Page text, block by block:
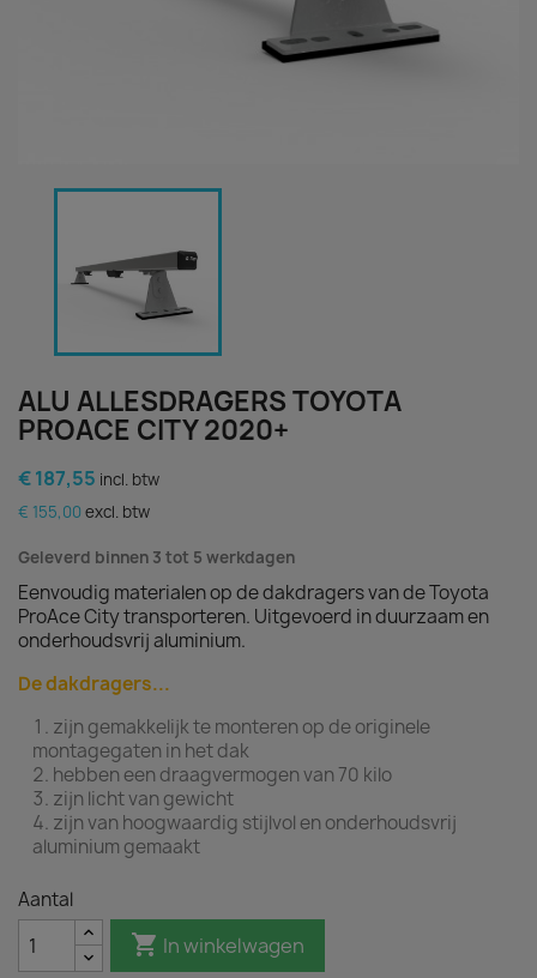
ALU ALLESDRAGERS TOYOTA
PROACE CITY 2020+
€ 187,55 incl. btw
€ 155,00 excl. btw
Geleverd binnen 3 tot 5 werkdagen
Eenvoudig materialen op de dakdragers van de Toyota
ProAce City transporteren. Uitgevoerd in duurzaam en
onderhoudsvrij aluminium.
De dakdragers...
zijn gemakkelijk te monteren op de originele
montagegaten in het dak
hebben een draagvermogen van 70 kilo
zijn licht van gewicht
zijn van hoogwaardig stijlvol en onderhoudsvrij
aluminium gemaakt
Aantal
 In winkelwagen